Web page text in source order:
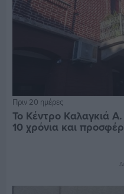
Πριν 20 ημέρες
Το Κέντρο Καλαγκιά
10 χρόνια και